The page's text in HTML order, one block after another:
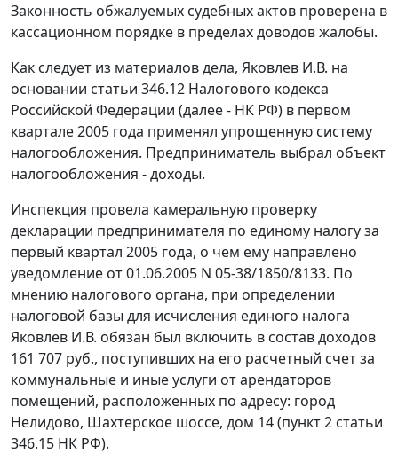
Законность обжалуемых судебных актов проверена в
кассационном порядке в пределах доводов жалобы.
Как следует из материалов дела, Яковлев И.В. на
основании статьи 346.12 Налогового кодекса
Российской Федерации (далее - НК РФ) в первом
квартале 2005 года применял упрощенную систему
налогообложения. Предприниматель выбрал объект
налогообложения - доходы.
Инспекция провела камеральную проверку
декларации предпринимателя по единому налогу за
первый квартал 2005 года, о чем ему направлено
уведомление от 01.06.2005 N 05-38/1850/8133. По
мнению налогового органа, при определении
налоговой базы для исчисления единого налога
Яковлев И.В. обязан был включить в состав доходов
161 707 руб., поступивших на его расчетный счет за
коммунальные и иные услуги от арендаторов
помещений, расположенных по адресу: город
Нелидово, Шахтерское шоссе, дом 14 (пункт 2 статьи
346.15 НК РФ).